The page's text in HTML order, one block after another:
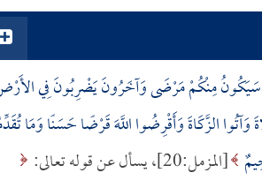
مِنْكُمْ مَرْضَى وَآخَرُونَ يَضْرِبُونَ فِي
الزَّكَاةَ وَأَقْرِضُوا اللَّهَ قَرْضًا حَسَنًا وَمَا
[المزمل:20]، يسأل عن قوله تعالى: